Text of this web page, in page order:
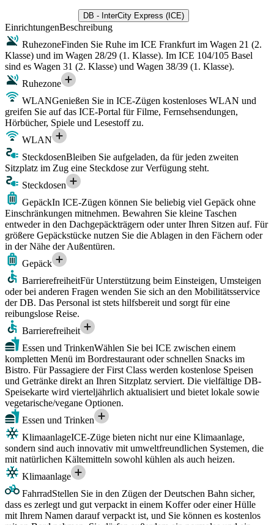
DB - InterCity Express (ICE)
EinrichtungenBeschreibung
RuhezoneFinden Sie Ruhe im ICE Frankfurt im Wagen 21 (2.
Klasse) und im Wagen 28/29 (1. Klasse). Im ICE 104/105 Basel
sind es Wagen 31 (2. Klasse) und Wagen 38/39 (1. Klasse).
Ruhezone
WLANGenießen Sie in ICE-Zügen kostenloses WLAN und
greifen Sie auf das ICE-Portal für Filme, Fernsehsendungen,
Hörbücher, Spiele und Lesestoff zu.
WLAN
SteckdosenBleiben Sie aufgeladen, da für jeden zweiten
Sitzplatz im Zug eine Steckdose zur Verfügung steht.
Steckdosen
GepäckIn ICE-Zügen können Sie beliebig viel Gepäck ohne
Einschränkungen mitnehmen. Bewahren Sie kleine Taschen
entweder in den Dachgepäckträgern oder unter Ihren Sitzen auf. Für
größere Gepäckstücke nutzen Sie die Ablagen in den Fächern oder
in der Nähe der Außentüren.
Gepäck
BarrierefreiheitFür Unterstützung beim Einsteigen, Umsteigen
oder bei anderen Fragen wenden Sie sich an den Mobilitätsservice
der DB. Das Personal ist stets hilfsbereit und sorgt für eine
reibungslose Reise.
Barrierefreiheit
Essen und TrinkenWählen Sie bei ICE zwischen einem
kompletten Menü im Bordrestaurant oder schnellen Snacks im
Bistro. Für Passagiere der First Class werden kostenlose Speisen
und Getränke direkt an Ihren Sitzplatz serviert. Die vielfältige DB-
Speisekarte wird vierteljährlich aktualisiert und bietet lokale sowie
vegetarische/vegane Optionen.
Essen und Trinken
KlimaanlageICE-Züge bieten nicht nur eine Klimaanlage,
sondern sind auch innovativ mit umweltfreundlichen Systemen, die
mit natürlichen Kältemitteln sowohl kühlen als auch heizen.
Klimaanlage
FahrradStellen Sie in den Zügen der Deutschen Bahn sicher,
dass es zerlegt und gut verpackt in einem Koffer oder einer Hülle
mit Ihrem Namen darauf verpackt ist, und Sie können es kostenlos